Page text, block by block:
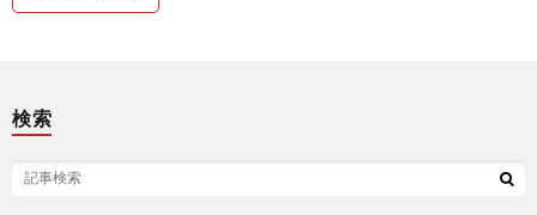
検索